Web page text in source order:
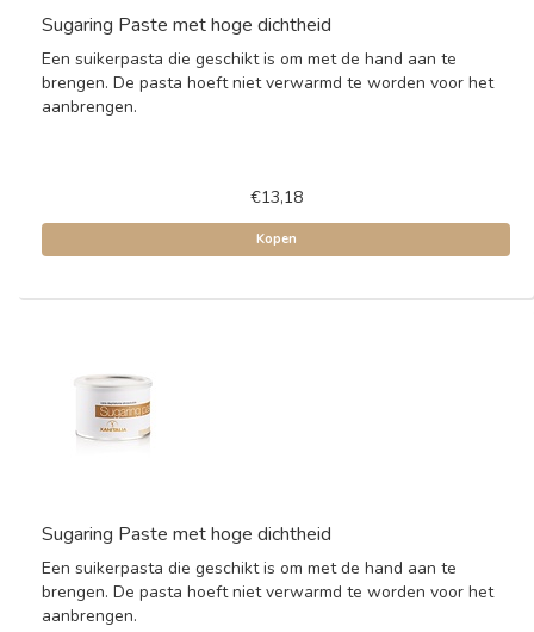
Sugaring Paste met hoge dichtheid
Een suikerpasta die geschikt is om met de hand aan te
brengen. De pasta hoeft niet verwarmd te worden voor het
aanbrengen.
€13,18
Kopen
Sugaring Paste met hoge dichtheid
Een suikerpasta die geschikt is om met de hand aan te
brengen. De pasta hoeft niet verwarmd te worden voor het
aanbrengen.